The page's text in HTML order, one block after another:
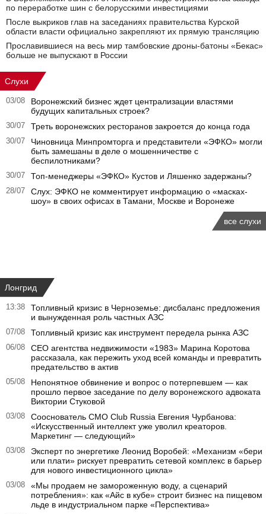
по переработке шин с белорусскими инвестициями
После выкриков глав на заседаниях правительства Курской
области власти официально закрепляют их прямую трансляцию
Прославившиеся на весь мир тамбовские дроны-батоны «Бекас»
больше не выпускают в России
Слухи
03/08
Воронежский бизнес ждет централизации властями
будущих капитальных строек?
30/07 Треть воронежских ресторанов закроется до конца года
30/07
Чиновница Минпромторга и представители «ЭФКО» могли
быть замешаны в деле о мошенничестве с
беспилотниками?
30/07 Топ-менеджеры «ЭФКО» Кустов и Ляшенко задержаны?
28/07
Слух: ЭФКО не комментирует информацию о «масках-
шоу» в своих офисах в Тамани, Москве и Воронеже
все слухи
Лонгрид
13:38
Топливный кризис в Черноземье: дисбаланс предложения
и вынужденная роль частных АЗС
07/08 Топливный кризис как инструмент передела рынка АЗС
06/08
CEO агентства недвижимости «1983» Марина Коротова
рассказала, как пережить уход всей команды и превратить
предательство в актив
05/08
Непонятное обвинение и вопрос о потерпевшем — как
прошло первое заседание по делу воронежского адвоката
Виктории Стуковой
03/08
Сооснователь CMO Club Russia Евгения Чурбанова:
«Искусственный интеллект уже уволил креаторов.
Маркетинг — следующий»
03/08
Эксперт по энергетике Леонид Воробей: «Механизм «бери
или плати» рискует превратить сетевой комплекс в барьер
для нового инвестиционного цикла»
03/08
«Мы продаем не замороженную воду, а сценарий
потребления»: как «Айс в кубе» строит бизнес на пищевом
льде в индустриальном парке «Перспектива»